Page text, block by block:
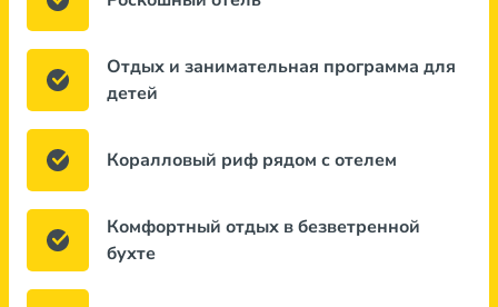
Отдых и занимательная программа для
детей
Коралловый риф рядом с отелем
Комфортный отдых в безветренной
бухте